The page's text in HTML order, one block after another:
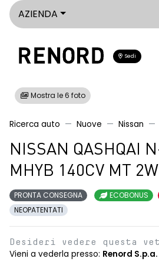
AZIENDA
Sedi
Mostra le 6 foto
Ricerca auto Nuove Nissan
NISSAN QASHQAI
MHYB 140CV MT
PRONTA CONSEGNA ECOBONUS
NEOPATENTATI
Desideri vedere questa
Vieni a vederla presso: Renord S.p.a.